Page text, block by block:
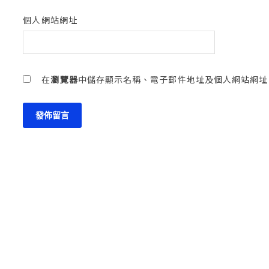
個人網站網址
在瀏覽器中儲存顯示名稱、電子郵件地址及個人網站網